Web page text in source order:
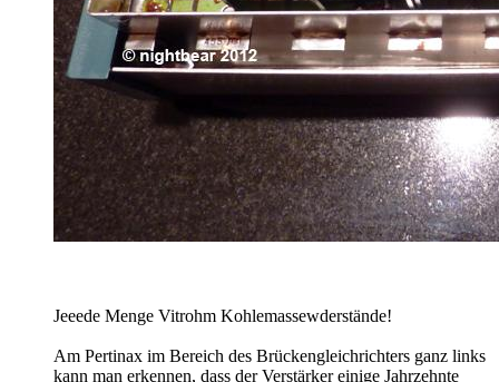
Jeeede Menge Vitrohm Kohlemassewderstände!
Am Pertinax im Bereich des Brückengleichrichters ganz links
kann man erkennen, dass der Verstärker einige Jahrzehnte